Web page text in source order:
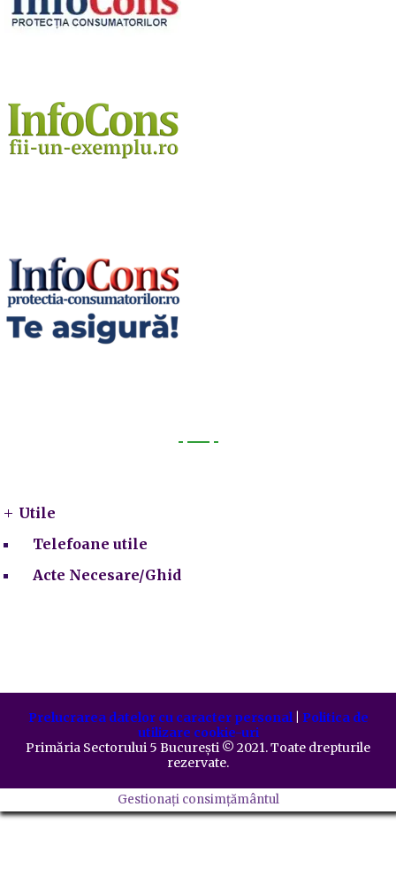
Utile
Telefoane utile
Acte Necesare/Ghid
Prelucrarea datelor cu caracter personal| Politica de
utilizare cookie-uri
Primăria Sectorului 5 București ©️ 2021. Toate drepturile
rezervate.
Gestionați consimțământul